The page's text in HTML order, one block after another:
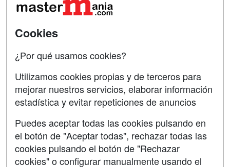
Acceso Usuarios
Acceso Centros
Contactar
Confidencialidad
Copyleft
SÍGUENOS EN:
Cookies
¿Por qué usamos cookies?
Utilizamos cookies propias y de terceros para
mejorar nuestros servicios, elaborar información
estadística y evitar repeticiones de anuncios
Puedes aceptar todas las cookies pulsando en
el botón de "Aceptar todas", rechazar todas las
cookies pulsando el botón de "Rechazar
cookies" o configurar manualmente usando el